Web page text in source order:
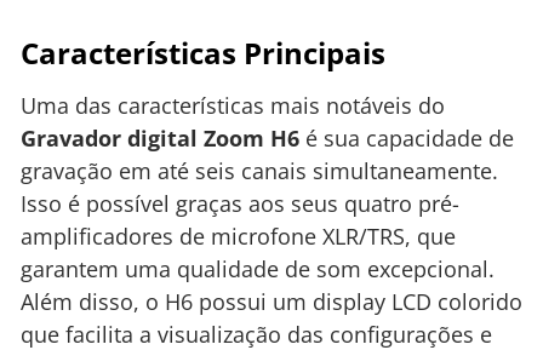
Características Principais
Uma das características mais notáveis do
Gravador digital Zoom H6 é sua capacidade de
gravação em até seis canais simultaneamente.
Isso é possível graças aos seus quatro pré-
amplificadores de microfone XLR/TRS, que
garantem uma qualidade de som excepcional.
Além disso, o H6 possui um display LCD colorido
que facilita a visualização das configurações e